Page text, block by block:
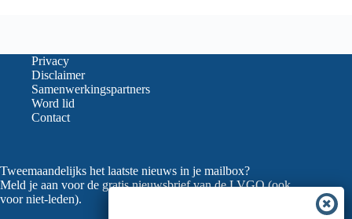
Privacy
Disclaimer
Samenwerkingspartners
Word lid
Contact
Tweemaandelijks het laatste nieuws in je mailbox?
Meld je aan voor de gratis nieuwsbrief van de LVGO (ook
voor niet-leden).